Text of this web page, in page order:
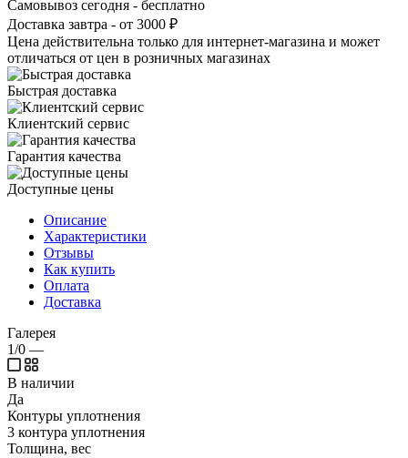
Самовывоз сегодня - бесплатно
Доставка завтра - от 3000 ₽
Цена действительна только для интернет-магазина и может
отличаться от цен в розничных магазинах
Быстрая доставка
Клиентский сервис
Гарантия качества
Доступные цены
Описание
Характеристики
Отзывы
Как купить
Оплата
Доставка
Галерея
1/0 —
В наличии
Да
Контуры уплотнения
3 контура уплотнения
Толщина, вес